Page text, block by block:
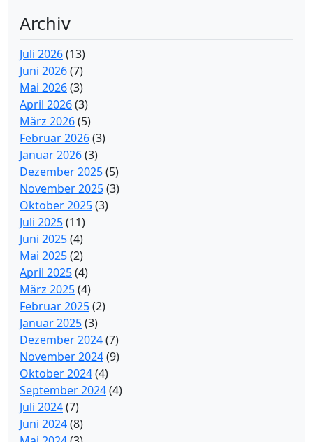
Archiv
Juli 2026(13)
Juni 2026(7)
Mai 2026(3)
April 2026(3)
März 2026(5)
Februar 2026(3)
Januar 2026(3)
Dezember 2025(5)
November 2025(3)
Oktober 2025(3)
Juli 2025(11)
Juni 2025(4)
Mai 2025(2)
April 2025(4)
März 2025(4)
Februar 2025(2)
Januar 2025(3)
Dezember 2024(7)
November 2024(9)
Oktober 2024(4)
September 2024(4)
Juli 2024(7)
Juni 2024(8)